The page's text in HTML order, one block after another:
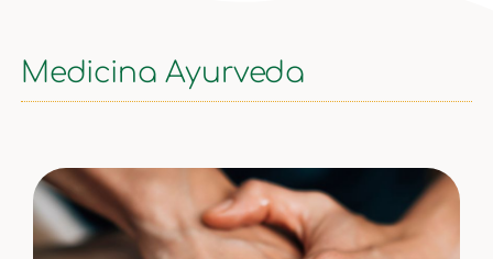
Medicina Ayurveda